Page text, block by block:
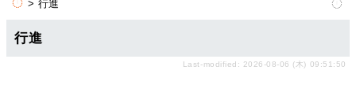
> 行進
行進
Last-modified: 2026-08-06 (木) 09:51:50